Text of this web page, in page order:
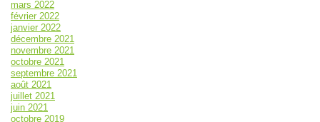
mars 2022
février 2022
janvier 2022
décembre 2021
novembre 2021
octobre 2021
septembre 2021
août 2021
juillet 2021
juin 2021
octobre 2019